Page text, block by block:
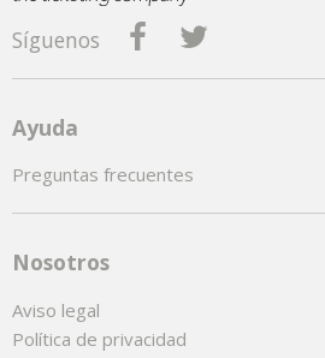
Síguenos
Ayuda
Preguntas frecuentes
Nosotros
Aviso legal
Política de privacidad